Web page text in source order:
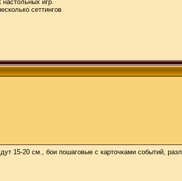
игр.
сеттингов
15-20 см., бои пошаговые с карточками событий,